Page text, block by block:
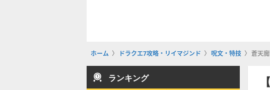
ホーム ドラクエ7攻略・リイマジンド 呪文・特技 蒼天
ランキング